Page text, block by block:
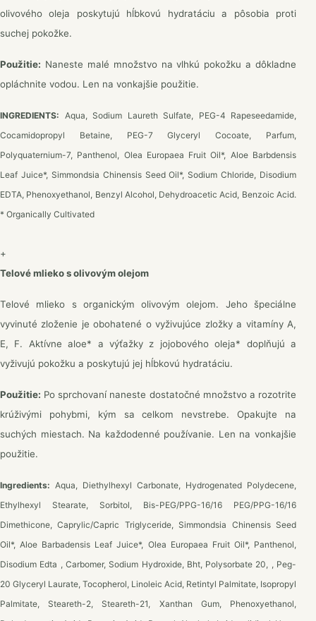
olivového oleja poskytujú hĺbkovú hydratáciu a pôsobia proti
suchej pokožke.
Použitie: Naneste malé množstvo na vlhkú pokožku a dôkladne
opláchnite vodou. Len na vonkajšie použitie.
INGREDIENTS: Aqua, Sodium Laureth Sulfate, PEG-4 Rapeseedamide,
Cocamidopropyl Betaine, PEG-7 Glyceryl Cocoate, Parfum,
Polyquaternium-7, Panthenol, Olea Europaea Fruit Oil*, Aloe Barbdensis
Leaf Juice*, Simmondsia Chinensis Seed Oil*, Sodium Chloride, Disodium
EDTA, Phenoxyethanol, Benzyl Alcohol, Dehydroacetic Acid, Benzoic Acid.
* Organically Cultivated
+
Telové mlieko s olivovým olejom
Telové mlieko s organickým olivovým olejom. Jeho špeciálne
vyvinuté zloženie je obohatené o vyživujúce zložky a vitamíny A,
E, F. Aktívne aloe* a výťažky z jojobového oleja* doplňujú a
vyživujú pokožku a poskytujú jej hĺbkovú hydratáciu.
Použitie: Po sprchovaní naneste dostatočné množstvo a rozotrite
krúživými pohybmi, kým sa celkom nevstrebe. Opakujte na
suchých miestach. Na každodenné používanie. Len na vonkajšie
použitie.
Ingredients: Aqua, Diethylhexyl Carbonate, Hydrogenated Polydecene,
Ethylhexyl Stearate, Sorbitol, Bis-PEG/PPG-16/16 PEG/PPG-16/16
Dimethicone, Caprylic/Capric Triglyceride, Simmondsia Chinensis Seed
Oil*, Aloe Barbadensis Leaf Juice*, Olea Europaea Fruit Oil*, Panthenol,
Disodium Edta , Carbomer, Sodium Hydroxide, Bht, Polysorbate 20, , Peg-
20 Glyceryl Laurate, Tocopherol, Linoleic Acid, Retintyl Palmitate, Isopropyl
Palmitate, Steareth-2, Steareth-21, Xanthan Gum, Phenoxyethanol,